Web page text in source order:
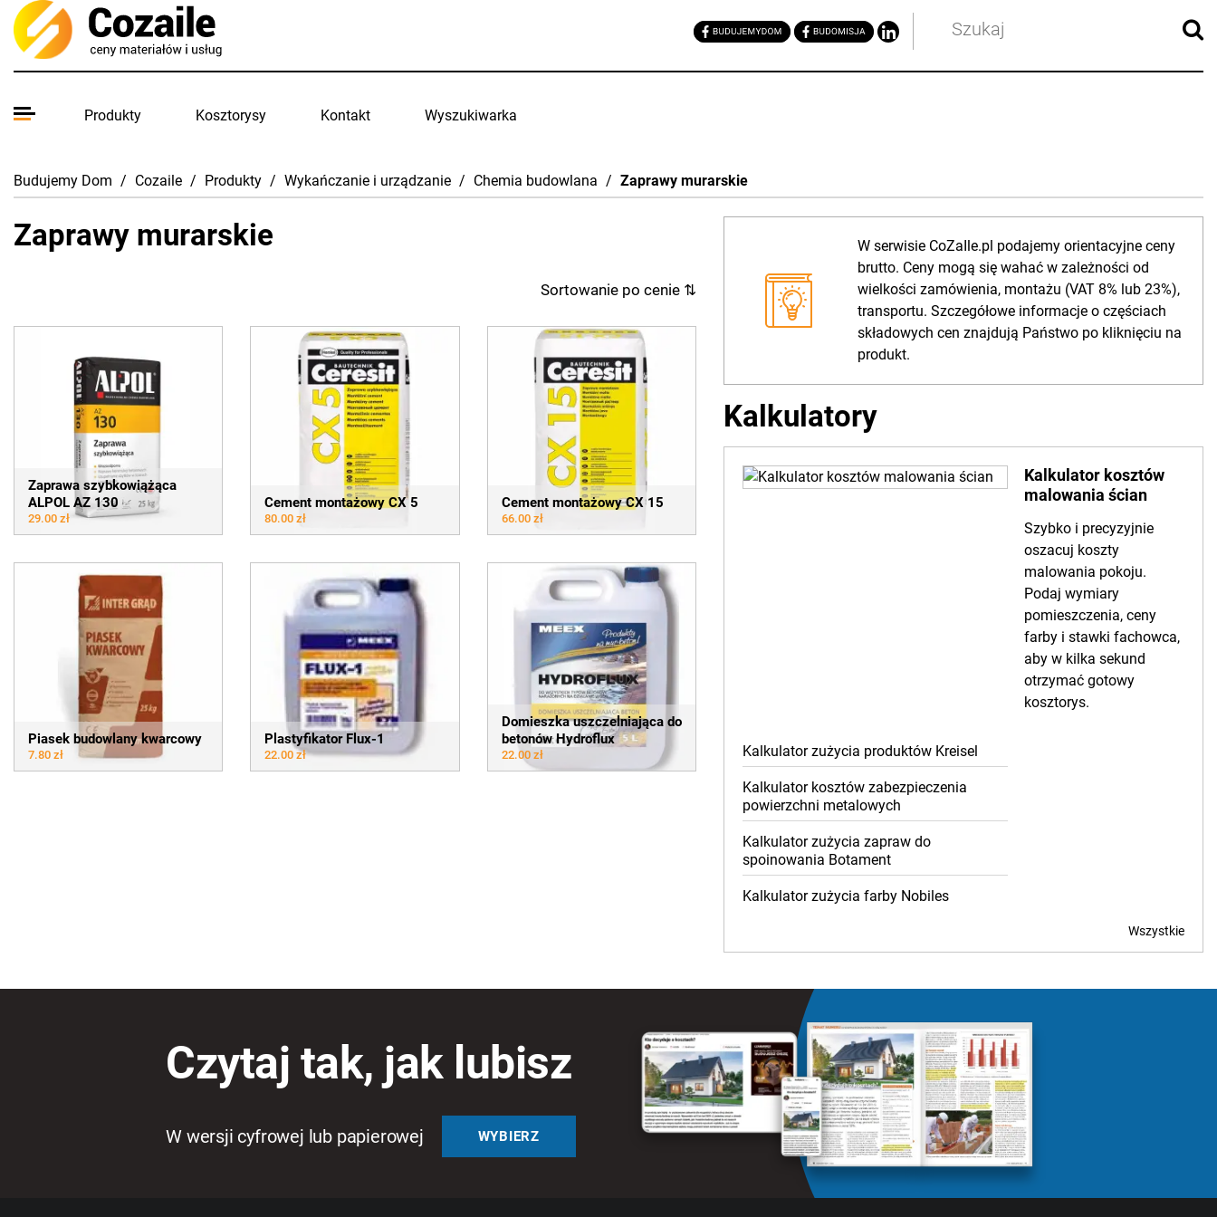
Produkty Kosztorysy Kontakt Wyszukiwarka
Budujemy Dom / Cozaile / Produkty / Wykańczanie i urządzanie / Chemia budowlana / Zaprawy murarskie
Zaprawy murarskie
Sortowanie po cenie ⇅
Zaprawa szybkowiążąca
ALPOL AZ 130
29.00 zł
Cement montażowy CX 5
80.00 zł
Cement montażowy CX 15
66.00 zł
Piasek budowlany kwarcowy
7.80 zł
Plastyfikator Flux-1
22.00 zł
Domieszka uszczelniająca do
betonów Hydroflux
22.00 zł
W serwisie CoZaIle.pl podajemy orientacyjne ceny
brutto. Ceny mogą się wahać w zależności od
wielkości zamówienia, montażu (VAT 8% lub 23%),
transportu. Szczegółowe informacje o częściach
składowych cen znajdują Państwo po kliknięciu na
produkt.
Kalkulatory
Kalkulator kosztów
malowania ścian
Szybko i precyzyjnie
oszacuj koszty
malowania pokoju.
Podaj wymiary
pomieszczenia, ceny
farby i stawki fachowca,
aby w kilka sekund
otrzymać gotowy
kosztorys.
Kalkulator zużycia produktów Kreisel
Kalkulator kosztów zabezpieczenia
powierzchni metalowych
Kalkulator zużycia zapraw do
spoinowania Botament
Kalkulator zużycia farby Nobiles
Wszystkie
Czytaj tak, jak lubisz
W wersji cyfrowej lub papierowej WYBIERZ